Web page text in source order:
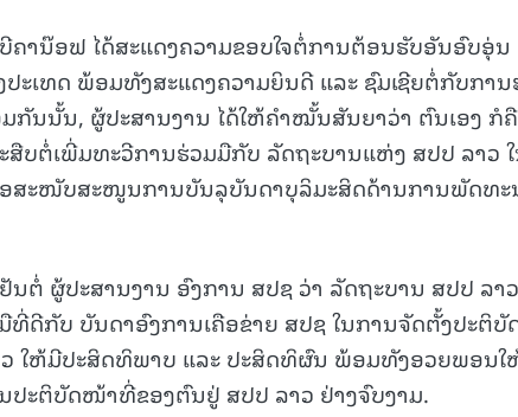
ຄານ໊ອຟ ໄດ້ສະແດງຄວາມຂອບໃຈຕໍ່ການຕ້ອນຮັບອັນອົບອຸ່ນ
ະເທດ ພ້ອມທັງສະແດງຄວາມຍິນດີ ແລະ ຊົມເຊີຍຕໍ່ກັບກາ
ນນັ້ນ, ຜູ້ປະສານງານ ໄດ້ໃຫ້ຄໍາໝັ້ນສັນຍາວ່າ ຕົນເອງ ກໍ
ສືບຕໍ່ເພີ່ມທະວີການຮ່ວມມືກັບ ລັດຖະບານແຫ່ງ ສປປ ລາວ
ສະໜັບສະໜູນການບັນລຸບັນດາບຸລິມະສິດດ້ານການພັດທະ
ຕໍ່ ຜູ້ປະສານງານ ອົງການ ສປຊ ວ່າ ລັດຖະບານ ສປປ ລາ
ກັບ ບັນດາອົງການເຄືອຂ່າຍ ສປຊ ໃນການຈັດຕັ້ງປະຕິບັ
ໃຫ້ມີປະສິດທິພາບ ແລະ ປະສິດທິຜົນ ພ້ອມທັງອວຍພອນໃ
ປະຕິບັດໜ້າທີ່ຂອງຕົນຢູ່ ສປປ ລາວ ຢ່າງຈົບງາມ.